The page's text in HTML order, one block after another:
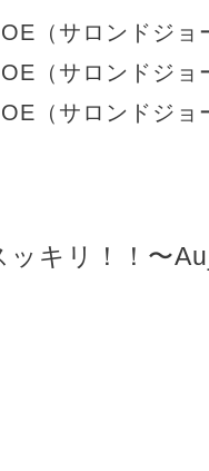
ッキリ！！〜